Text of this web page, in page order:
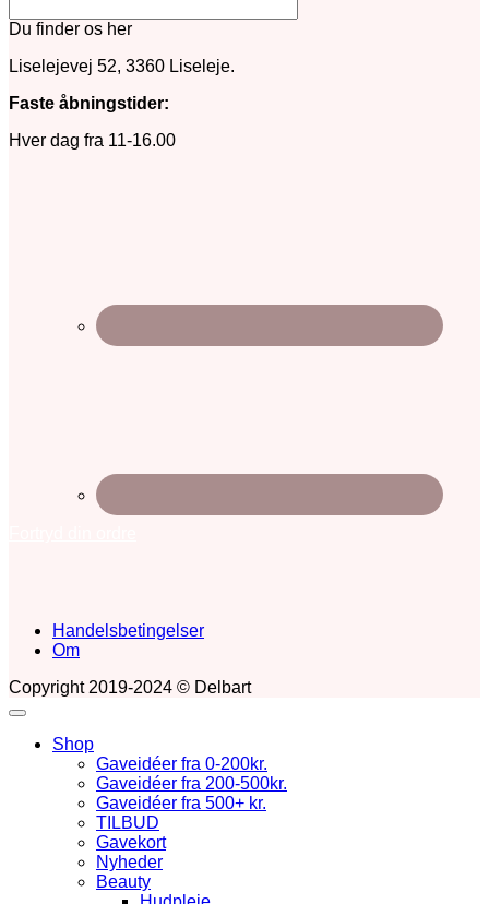
Du finder os her
Liselejevej 52, 3360 Liseleje.
Faste åbningstider:
Hver dag fra 11-16.00
Handelsbetingelser
Om
Copyright 2019-2024 © Delbart
Shop
Gaveidéer fra 0-200kr.
Gaveidéer fra 200-500kr.
Gaveidéer fra 500+ kr.
TILBUD
Gavekort
Nyheder
Beauty